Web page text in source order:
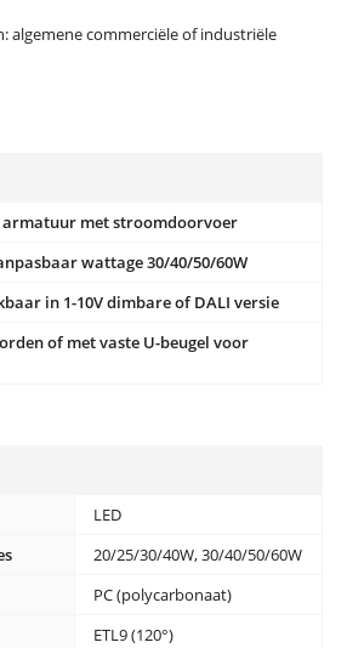
algemene commerciële of industriële
armatuur met stroomdoorvoer
wattage 30/40/50/60W
in 1-10V dimbare of DALI versie
of met vaste U-beugel voor
LED
20/25/30/40W, 30/40/50/60W
PC (polycarbonaat)
ETL9 (120°)